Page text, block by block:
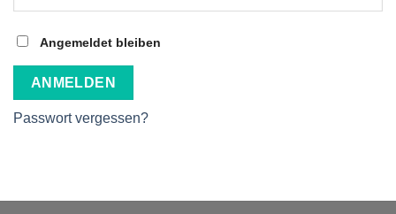
Angemeldet bleiben
ANMELDEN
Passwort vergessen?